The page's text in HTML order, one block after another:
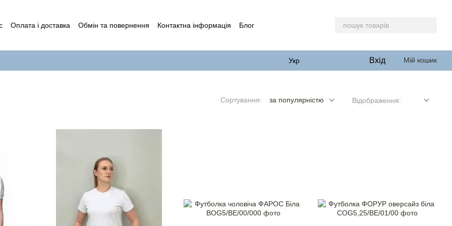
Оплата і доставка Обмін та повернення Контактна інформація
Блог
Укр Вхід Мій кошик
Сортування: за популярністю Відображення: